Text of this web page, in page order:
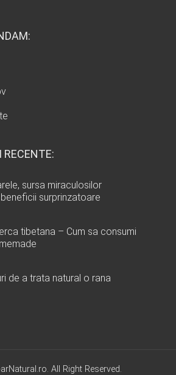
RECENTE:
sursa miraculosilor
surprinzatoare
tibetana – Cum sa consumi
de a trata natural o rana
All Right Reserved.